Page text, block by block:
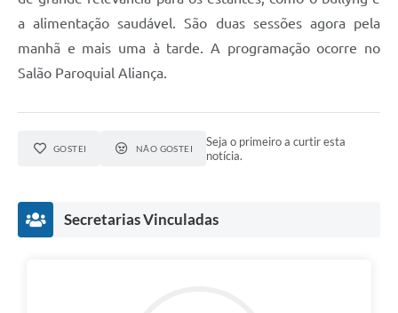
a alimentação saudável. São duas sessões agora pela
manhã e mais uma à tarde. A programação ocorre no
Salão Paroquial Aliança.
GOSTEI NÃO GOSTEI
Seja o primeiro a curtir esta
notícia.
Secretarias Vinculadas